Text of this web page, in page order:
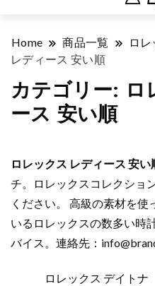
Home 商品一覧 ロ
レディース 安い順
カテゴリー: ロ
ース 安い順
ロレックス レディース 安い
チ。ロレックスコレクショ
ください。 高級の素材を
いるロレックスの数多い時
バイス。連絡先：
ロレックス デイトナ